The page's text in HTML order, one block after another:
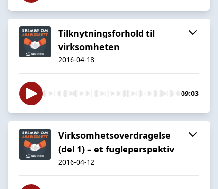
Tilknytningsforhold til
virksomheten
2016-04-18
09:03
Virksomhetsoverdragelse
(del 1) – et fugleperspektiv
2016-04-12